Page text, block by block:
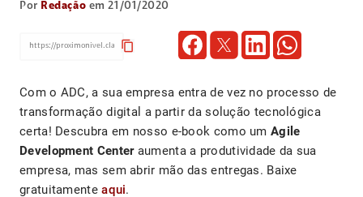
Por Redação em 21/01/2020
content_copy
Com o ADC, a sua empresa entra de vez no processo de
transformação digital a partir da solução tecnológica
certa! Descubra em nosso e-book como um Agile
Development Centeraumenta a produtividade da sua
empresa, mas sem abrir mão das entregas. Baixe
gratuitamenteaqui.